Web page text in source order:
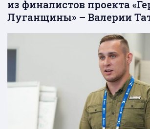
из финалистов проекта
Луганщины» – Валерии